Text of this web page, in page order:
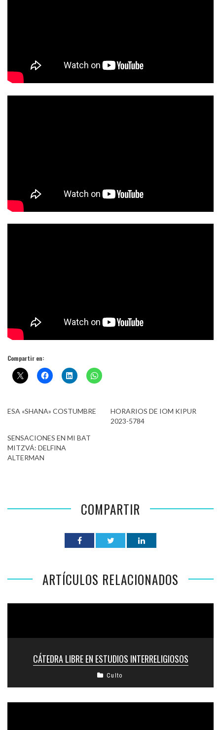
Compartir en:
ESA «SHANA» COSTUMBRE
HORARIOS DE IOM KIPUR
2023-5784
SENSACIONES EN MI BAT
MITZVÁ: DELFINA
ALTERMAN
COMPARTIR
ARTÍCULOS RELACIONADOS
CÁTEDRA LIBRE EN ESTUDIOS INTERRELIGIOSOS
Culto